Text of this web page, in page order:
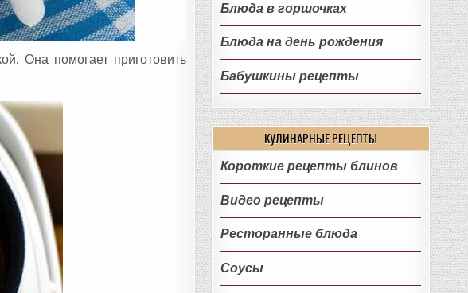
Она помогает приготовить
Блюда в горшочках
Блюда на день рождения
Бабушкины рецепты
КУЛИНАРНЫЕ РЕЦЕПТЫ
Короткие рецепты блинов
Видео рецепты
Ресторанные блюда
Соусы